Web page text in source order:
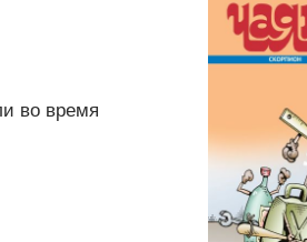
во время